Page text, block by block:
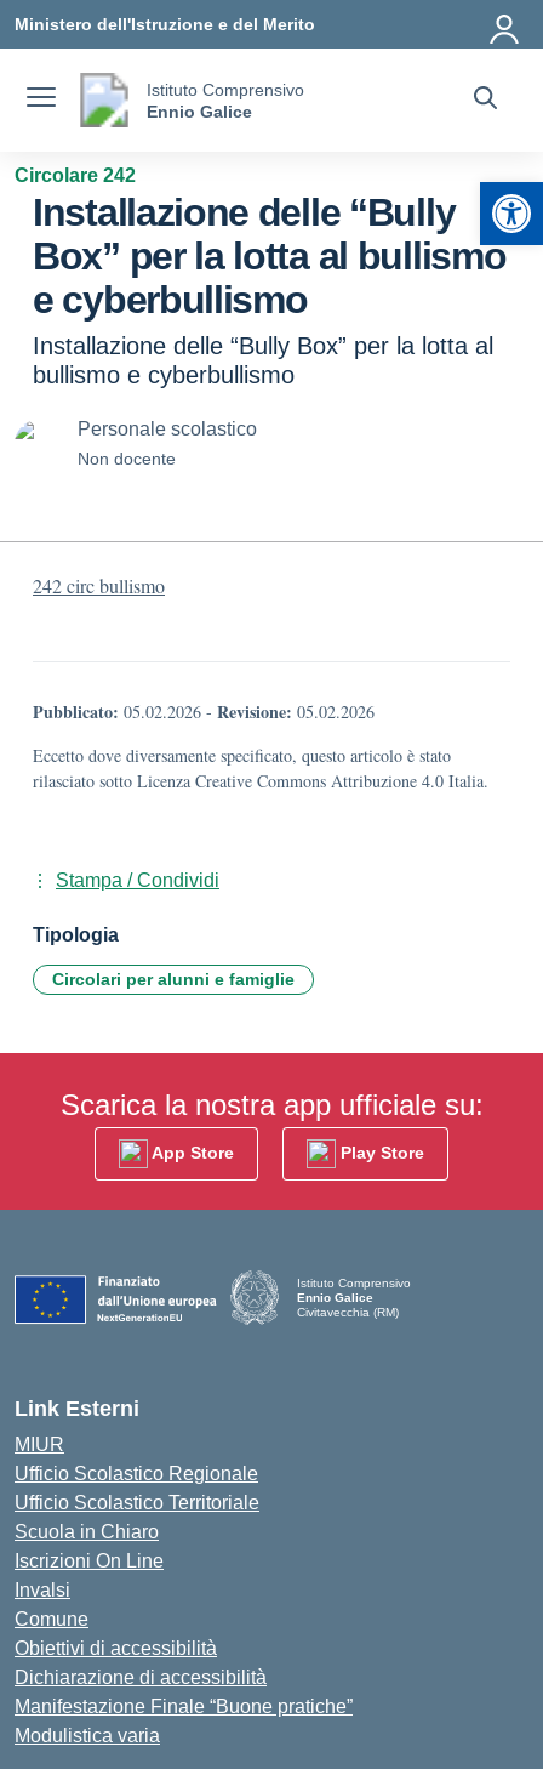
Ministero dell'Istruzione e del Merito
Istituto Comprensivo
Ennio Galice
Circolare 242
Installazione delle “Bully
Box” per la lotta al bullismo
e cyberbullismo
Installazione delle “Bully Box” per la lotta al
bullismo e cyberbullismo
Personale scolastico
Non docente
242 circ bullismo
Pubblicato: 05.02.2026 - Revisione: 05.02.2026
Eccetto dove diversamente specificato, questo articolo è stato
rilasciato sotto Licenza Creative Commons Attribuzione 4.0 Italia.
Stampa / Condividi
Tipologia
Circolari per alunni e famiglie
Scarica la nostra app ufficiale su:
App Store Play Store
Istituto Comprensivo
Ennio Galice
Civitavecchia (RM)
Link Esterni
MIUR
Ufficio Scolastico Regionale
Ufficio Scolastico Territoriale
Scuola in Chiaro
Iscrizioni On Line
Invalsi
Comune
Obiettivi di accessibilità
Dichiarazione di accessibilità
Manifestazione Finale “Buone pratiche”
Modulistica varia